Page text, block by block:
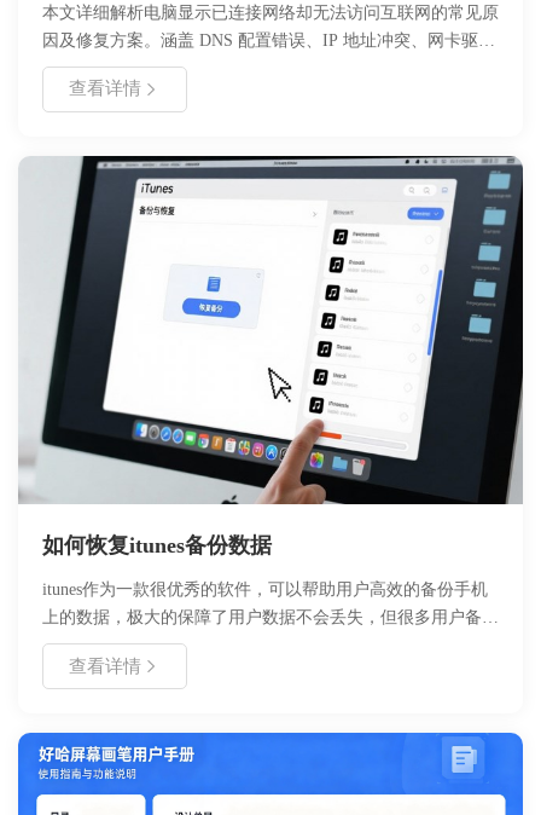
本文详细解析电脑显示已连接网络却无法访问互联网的常见原
因及修复方案。涵盖 DNS 配置错误、IP 地址冲突、网卡驱动
异常及路由器故障等核心问题。提供具体的命令行操作步骤、
图形界面设置指南及硬件排查流程。适用于 Windows 10/11 系
查看详情
如何恢复itunes备份数据
itunes作为一款很优秀的软件，可以帮助用户高效的备份手机
上的数据，极大的保障了用户数据不会丢失，但很多用户备份
itunes数据后，不知道如何恢复里面需要的数据，今天好哈办
公来教你如何利用工具会恢复itunes数据
查看详情